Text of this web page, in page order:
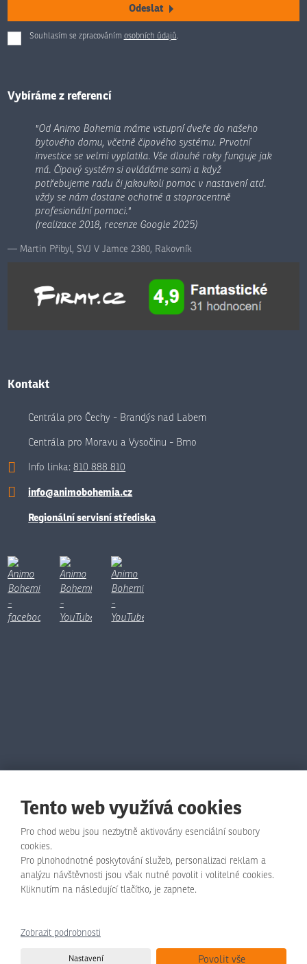
Odeslat
Souhlasím se zpracováním osobních údajů.
Formulář
odeslat.
Vybíráme z referencí
"Od Animo Bohemia máme vstupní dveře do našeho
bytového domu, včetně čipového systému. Prvotní
investice se velmi vyplatila. Vše dlouhé roky funguje jak
má. Čipový systém si ovládáme sami a když
potřebujeme radu či jakoukoli pomoc v nastavení atd.
vždy se nám dostane ochotné a stoprocentně
profesionální pomoci."
(realizace 2018, recenze Google 2025)
Martin Přibyl, SVJ V Jamce 2380, Rakovník
Kontakt
Centrála pro Čechy - Brandýs nad Labem
Centrála pro Moravu a Vysočinu - Brno
Info linka:810 888 810
info@animobohemia.cz
Regionální servisní střediska
© Animo Bohemia s.r.o., 2026, vytvořila eBRÁNA s.r.o.
Mapa stránek|Podmínky použití |Zásady ochrany osobních údajů
Tento web je chráněn pomocí Google ReCAPTCHA a platí pro něj
zásady ochrany osobních údajů
smluvní podmínky společnosti Google.
Tento web využívá cookies
Pro chod webu jsou nezbytně aktivovány esenciální soubory
cookies.
Pro plnohodnotné poskytování služeb, personalizaci reklam a
analýzu návštěvnosti jsou však nutné povolit i volitelné cookies.
Kliknutím na následující tlačítko, je zapnete.
Zobrazit podrobnosti
Nastavení Povolit vše